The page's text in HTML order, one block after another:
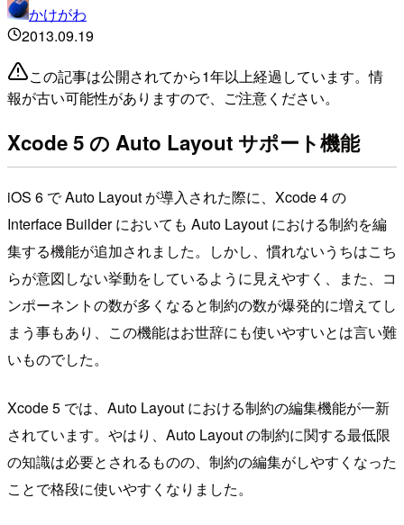
かけがわ
2013.09.19
この記事は公開されてから1年以上経過しています。情
報が古い可能性がありますので、ご注意ください。
Xcode 5 の Auto Layout サポート機能
iOS 6 で Auto Layout が導入された際に、Xcode 4 の
Interface Builder においても Auto Layout における制約を編
集する機能が追加されました。しかし、慣れないうちはこち
らが意図しない挙動をしているように見えやすく、また、コ
ンポーネントの数が多くなると制約の数が爆発的に増えてし
まう事もあり、この機能はお世辞にも使いやすいとは言い難
いものでした。
Xcode 5 では、Auto Layout における制約の編集機能が一新
されています。やはり、Auto Layout の制約に関する最低限
の知識は必要とされるものの、制約の編集がしやすくなった
ことで格段に使いやすくなりました。